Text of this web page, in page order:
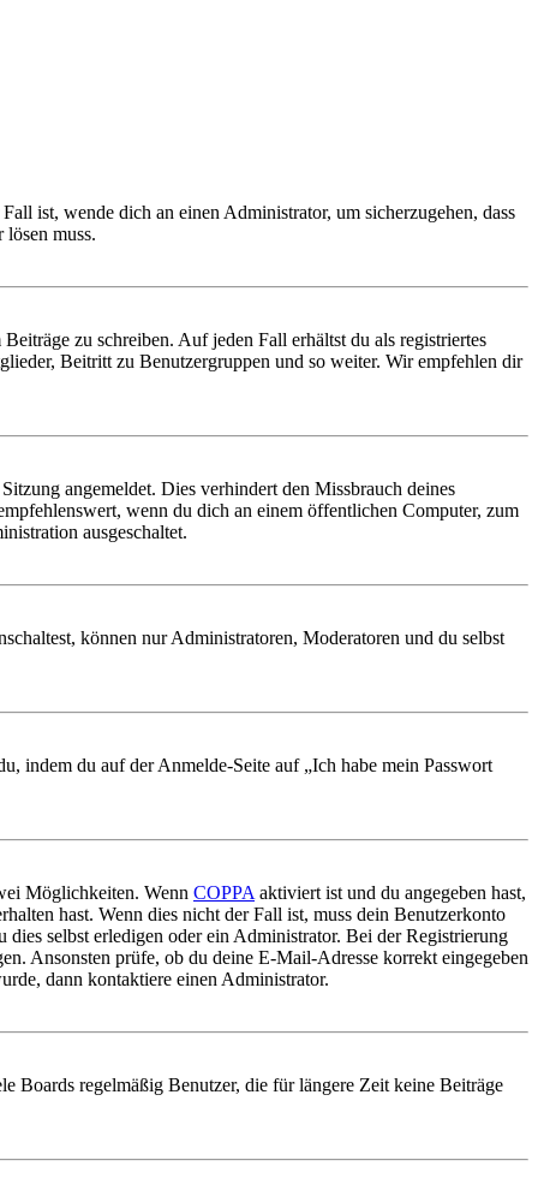
ist, wende dich an einen Administrator, um sicherzugehen, dass
muss.
zu schreiben. Auf jeden Fall erhältst du als registriertes
Beitritt zu Benutzergruppen und so weiter. Wir empfehlen dir
angemeldet. Dies verhindert den Missbrauch deines
wenn du dich an einem öffentlichen Computer, zum
ausgeschaltet.
können nur Administratoren, Moderatoren und du selbst
indem du auf der Anmelde-Seite auf „Ich habe mein Passwort
Möglichkeiten. Wenn COPPA aktiviert ist und du angegeben hast,
hast. Wenn dies nicht der Fall ist, muss dein Benutzerkonto
selbst erledigen oder ein Administrator. Bei der Registrierung
Ansonsten prüfe, ob du deine E-Mail-Adresse korrekt eingegeben
dann kontaktiere einen Administrator.
Boards regelmäßig Benutzer, die für längere Zeit keine Beiträge